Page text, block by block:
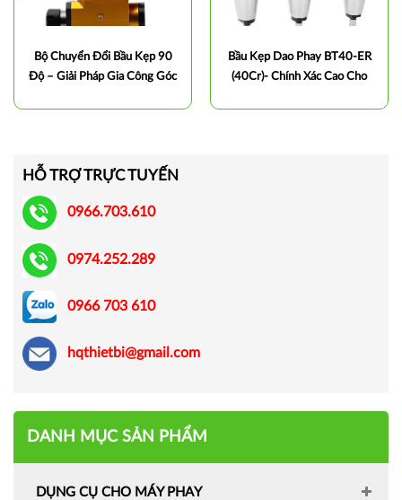
Bộ Chuyển Đổi Bầu Kẹp 90
Độ – Giải Pháp Gia Công Góc
Bầu Kẹp Dao Phay BT40-ER
(40Cr)- Chính Xác Cao Cho
HỖ TRỢ TRỰC TUYẾN
0966.703.610
0974.252.289
0966 703 610
hqthietbi@gmail.com
DANH MỤC SẢN PHẨM
DỤNG CỤ CHO MÁY PHAY